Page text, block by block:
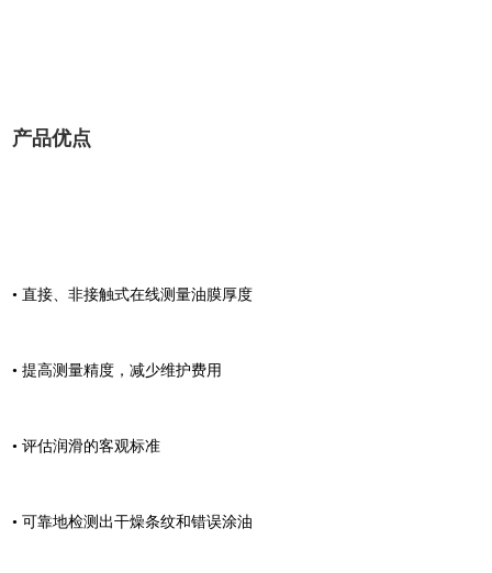
产品优点
•直接、非接触式在线测量油膜厚度
•提高测量精度，减少维护费用
• 评估润滑的客观标准
• 可靠地检测出干燥条纹和错误涂油